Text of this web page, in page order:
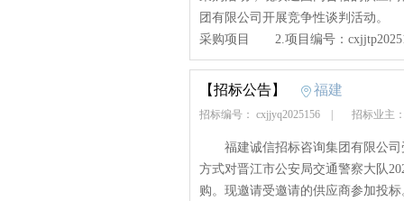
团有限公司开展竞争性谈判活动。
采购项目 2.项目编号：
【招标公告】 福建
招标编号： cxjjyq2025156 招标业主
福建诚信招标咨询集团有限公司
方式对晋江市公安局交通警察大队
购。现邀请受邀请的供应商参加